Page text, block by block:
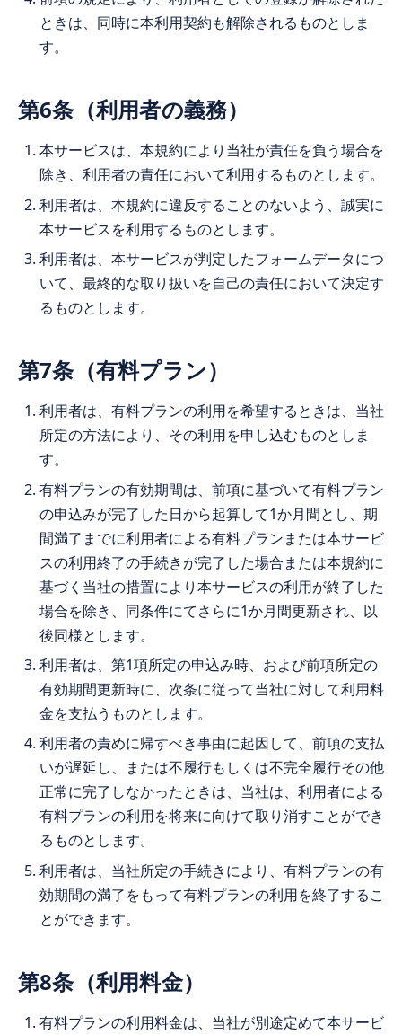
ときは、同時に本利用契約も解除されるものとしま
す。
第6条（利用者の義務）
本サービスは、本規約により当社が責任を負う場合を
除き、利用者の責任において利用するものとします。
利用者は、本規約に違反することのないよう、誠実に
本サービスを利用するものとします。
利用者は、本サービスが判定したフォームデータにつ
いて、最終的な取り扱いを自己の責任において決定す
るものとします。
第7条（有料プラン）
利用者は、有料プランの利用を希望するときは、当社
所定の方法により、その利用を申し込むものとしま
す。
有料プランの有効期間は、前項に基づいて有料プラン
の申込みが完了した日から起算して1か月間とし、期
間満了までに利用者による有料プランまたは本サービ
スの利用終了の手続きが完了した場合または本規約に
基づく当社の措置により本サービスの利用が終了した
場合を除き、同条件にてさらに1か月間更新され、以
後同様とします。
利用者は、第1項所定の申込み時、および前項所定の
有効期間更新時に、次条に従って当社に対して利用料
金を支払うものとします。
利用者の責めに帰すべき事由に起因して、前項の支払
いが遅延し、または不履行もしくは不完全履行その他
正常に完了しなかったときは、当社は、利用者による
有料プランの利用を将来に向けて取り消すことができ
るものとします。
利用者は、当社所定の手続きにより、有料プランの有
効期間の満了をもって有料プランの利用を終了するこ
とができます。
第8条（利用料金）
有料プランの利用料金は、当社が別途定めて本サービ